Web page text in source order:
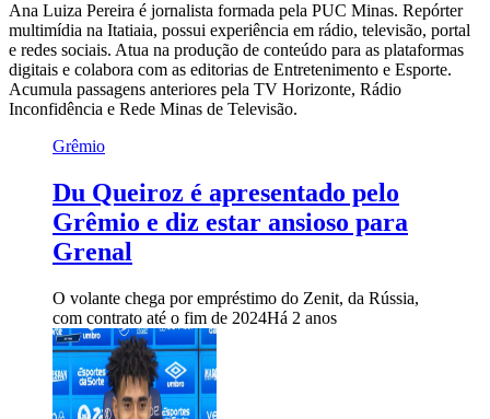
Ana Luiza Pereira é jornalista formada pela PUC Minas. Repórter
multimídia na Itatiaia, possui experiência em rádio, televisão, portal
e redes sociais. Atua na produção de conteúdo para as plataformas
digitais e colabora com as editorias de Entretenimento e Esporte.
Acumula passagens anteriores pela TV Horizonte, Rádio
Inconfidência e Rede Minas de Televisão.
Grêmio
Du Queiroz é apresentado pelo
Grêmio e diz estar ansioso para
Grenal
O volante chega por empréstimo do Zenit, da Rússia,
com contrato até o fim de 2024Há 2 anos